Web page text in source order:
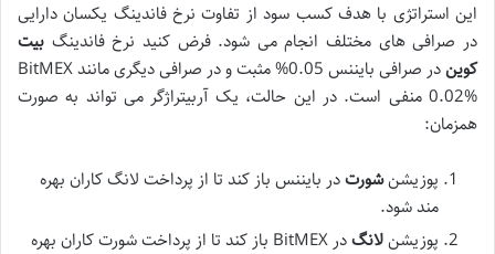
این استراتژی با هدف کسب سود از تفاوت نرخ فاندینگ یکسان دارایی
در صرافی های مختلف انجام می شود. فرض کنید نرخ فاندینگ بیت
کوین
در صرافی بایننس 0.05% مثبت و در صرافی دیگری مانند BitMEX
0.02% منفی است. در این حالت، یک آربیتراژگر می تواند به صورت
همزمان:
پوزیشنشورتدر بایننس باز کند تا از پرداخت لانگ کاران بهره
مند شود.
پوزیشنلانگ
در BitMEX باز کند تا از پرداخت شورت کاران بهره